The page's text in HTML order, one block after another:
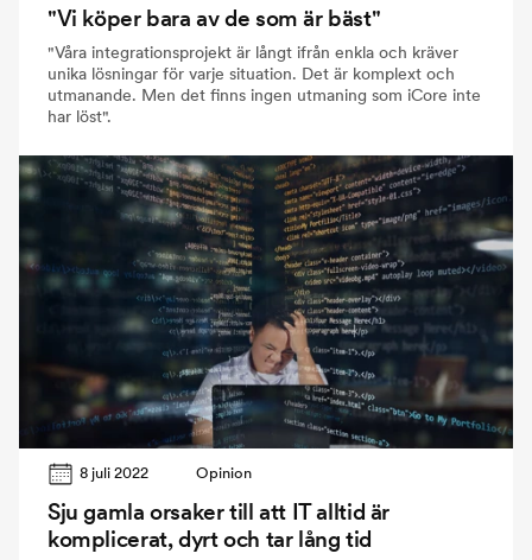
"Vi köper bara av de som är bäst"
"Våra integrationsprojekt är långt ifrån enkla och kräver
unika lösningar för varje situation. Det är komplext och
utmanande. Men det finns ingen utmaning som iCore inte
har löst".
8 juli 2022 Opinion
Sju gamla orsaker till att IT alltid är
komplicerat, dyrt och tar lång tid